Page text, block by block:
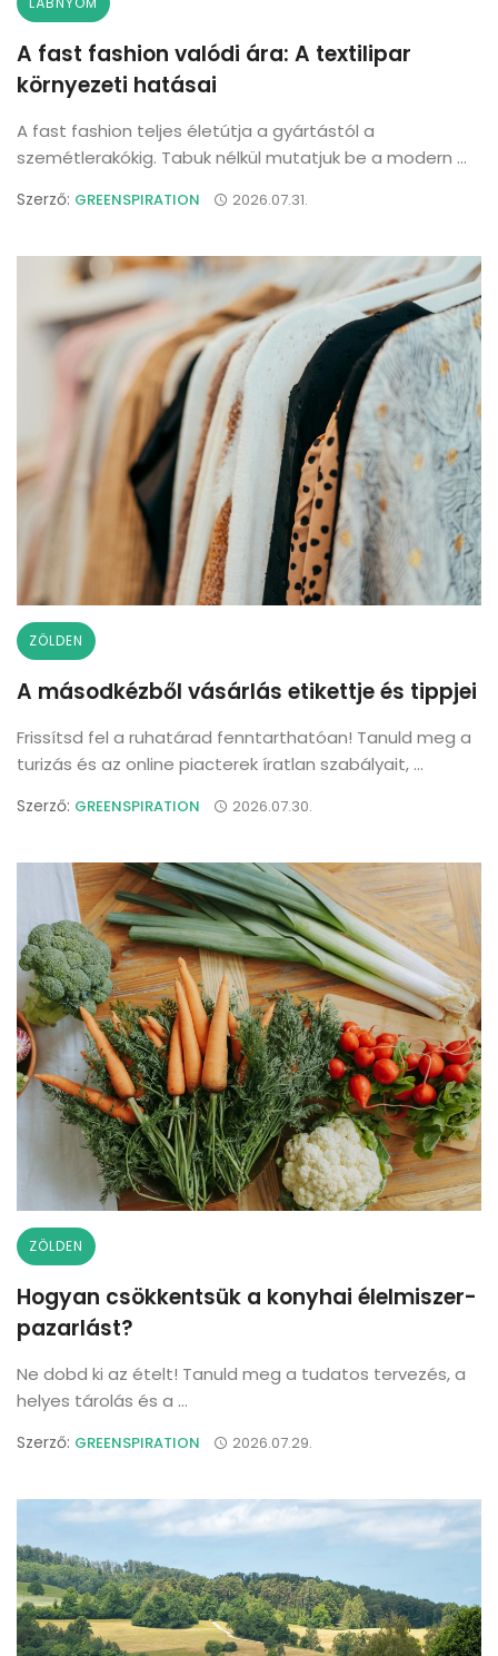
A fast fashion valódi ára: A textilipar
környezeti hatásai
A fast fashion teljes életútja a gyártástól a
szemétlerakókig. Tabuk nélkül mutatjuk be a modern ...
Szerző: GREENSPIRATION 2026.07.31.
ZÖLDEN
A másodkézből vásárlás etikettje és tippjei
Frissítsd fel a ruhatárad fenntarthatóan! Tanuld meg a
turizás és az online piacterek íratlan szabályait, ...
Szerző: GREENSPIRATION 2026.07.30.
ZÖLDEN
Hogyan csökkentsük a konyhai élelmiszer-
pazarlást?
Ne dobd ki az ételt! Tanuld meg a tudatos tervezés, a
helyes tárolás és a ...
Szerző: GREENSPIRATION 2026.07.29.